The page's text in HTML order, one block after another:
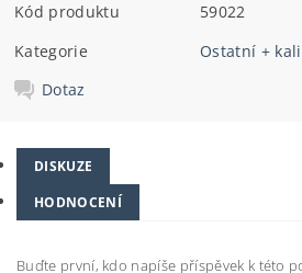
Kód produktu
59022
Kategorie
Ostatní +
Dotaz
DISKUZE
HODNOCENÍ
Buďte první, kdo napíše příspěvek k této